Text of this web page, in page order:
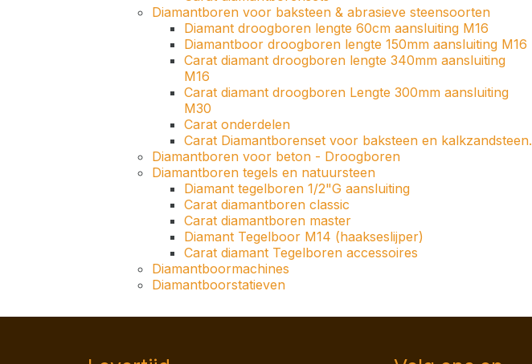
Diamantboren voor baksteen & abrasieve steensoorten
Diamant droogboren lengte 60cm aansluiting M16
Diamantboor droogboren lengte 150mm aansluiting M16
Carat diamant droogboren lengte 340mm aansluiting
M16
Carat diamant droogboren Lengte 300mm aansluiting
M30
Carat onderdelen
Carat Diamantborenset voor baksteen en kalkzandsteen.
Diamantboren voor beton - Droogboren
Diamantboren tegels en natuursteen
Diamant tegelboren 1/2"G aansluiting
Carat diamantboren classic
Carat diamantboren master
Diamant Tegelboor M14 (haakseslijper)
Carat diamant Tegelboren accessoires
Diamantboormachines
Diamantboorstatieven